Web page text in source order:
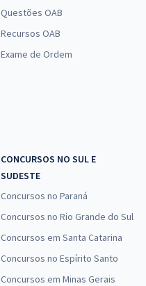
Questões OAB
Recursos OAB
Exame de Ordem
CONCURSOS NO SUL E
SUDESTE
Concursos no Paraná
Concursos no Rio Grande do Sul
Concursos em Santa Catarina
Concursos no Espírito Santo
Concursos em Minas Gerais